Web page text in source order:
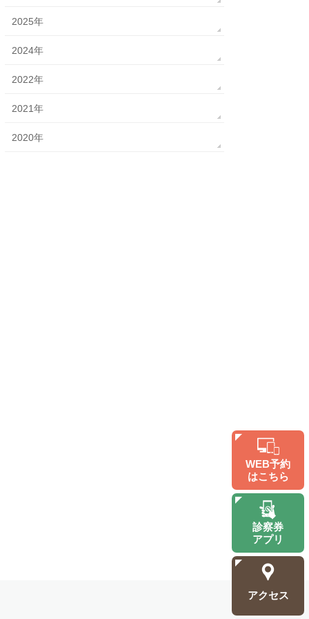
2025年
2024年
2022年
2021年
2020年
WEB予約
はこちら
診察券
アプリ
アクセス